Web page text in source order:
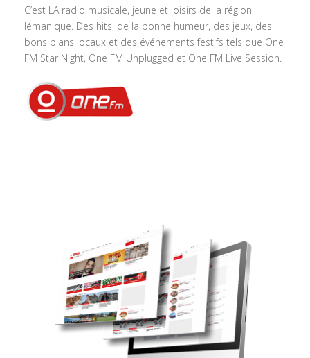
C’est LA radio musicale, jeune et loisirs de la région
lémanique. Des hits, de la bonne humeur, des jeux, des
bons plans locaux et des événements festifs tels que One
FM Star Night, One FM Unplugged et One FM Live Session.